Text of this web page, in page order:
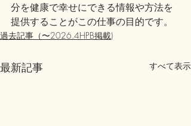
分を健康で幸せにできる情報や方法を
提供することがこの仕事の目的です。
過去記事（〜2026.4HPB掲載)
最新記事 すべて表示